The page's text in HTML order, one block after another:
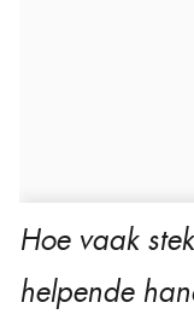
Hoe vaak
helpende